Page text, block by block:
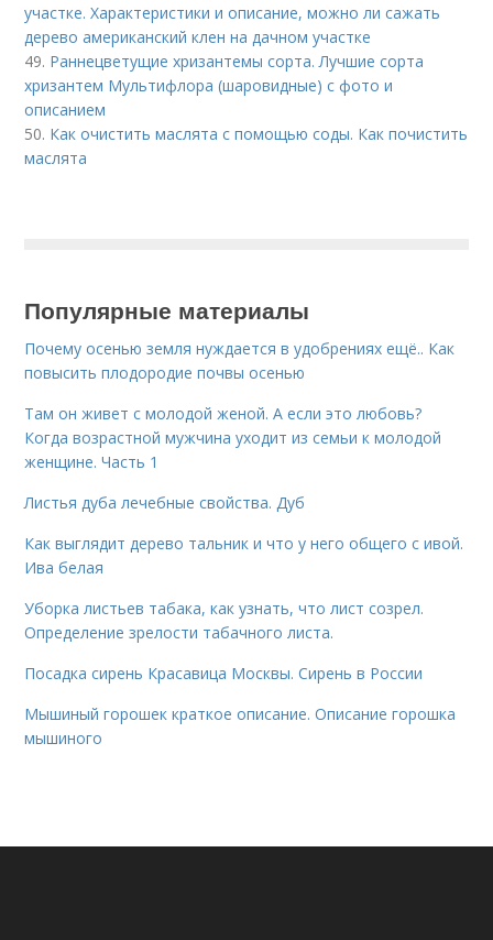
участке. Характеристики и описание, можно ли сажать
дерево американский клен на дачном участке
49. Раннецветущие хризантемы сорта. Лучшие сорта
хризантем Мультифлора (шаровидные) с фото и
описанием
50. Как очистить маслята с помощью соды. Как почистить
маслята
Популярные материалы
Почему осенью земля нуждается в удобрениях ещё.. Как
повысить плодородие почвы осенью
Там он живет с молодой женой. А если это любовь?
Когда возрастной мужчина уходит из семьи к молодой
женщине. Часть 1
Листья дуба лечебные свойства. Дуб
Как выглядит дерево тальник и что у него общего с ивой.
Ива белая
Уборка листьев табака, как узнать, что лист созрел.
Определение зрелости табачного листа.
Посадка сирень Красавица Москвы. Сирень в России
Мышиный горошек краткое описание. Описание горошка
мышиного